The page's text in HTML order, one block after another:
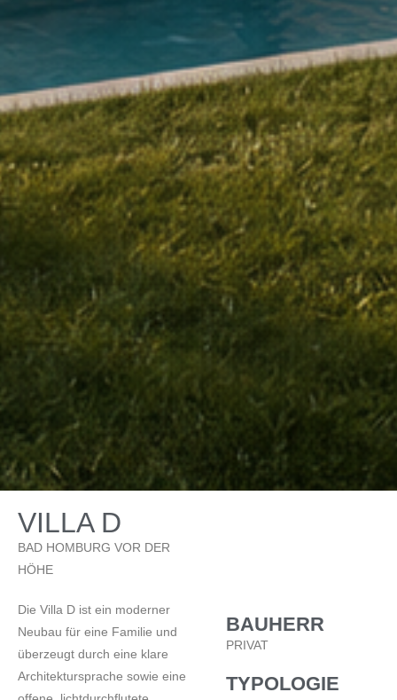
VILLA D
BAD HOMBURG VOR DER
HÖHE
Die Villa D ist ein moderner
Neubau für eine Familie und
überzeugt durch eine klare
Architektursprache sowie eine
BAUHERR
PRIVAT
TYPOLOGIE